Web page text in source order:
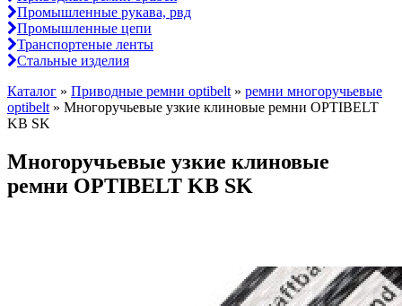
Промышленные рукава, рвд
Промышленные цепи
Транспортеные ленты
Стальные изделия
Каталог » Приводные ремни optibelt » ремни многоручьевые
оptibelt » Многоручьевые узкие клиновые ремни OPTIBELT
KB SK
Многоручьевые узкие клиновые
ремни OPTIBELT KB SK